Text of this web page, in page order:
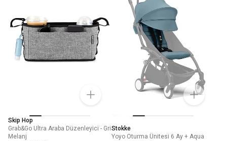
Skip Hop
Grab&Go Ultra Araba Düzenleyici - Gri
Melanj
Stokke
Yoyo Oturma Ünitesi 6 Ay + Aqua